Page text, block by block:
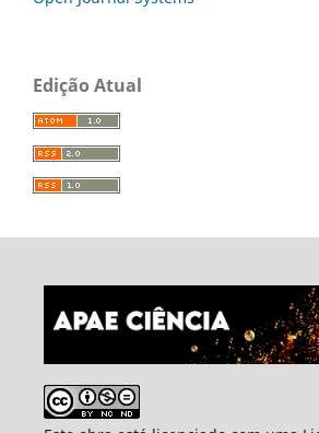
Edição Atual